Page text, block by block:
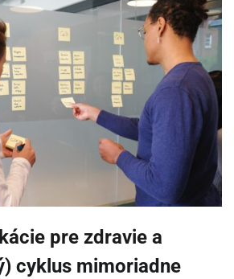
pre zdravie a
cyklus mimoriadne